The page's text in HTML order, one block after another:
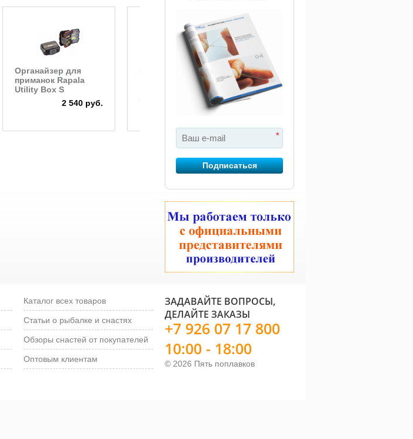
Органайзер для
приманок Rapala
Utility Box S
2 540 руб.
герметичная Colmic
Sealed medium
1 600 руб.
Коробка
пластиковая
герметичная Colmic
*
Подписаться
Каталог всех товаров
Статьи о рыбалке и снастях
Обзоры снастей от покупателей
Оптовым клиентам © 2026 Пять поплавков
ЗАДАВАЙТЕ ВОПРОСЫ,
ДЕЛАЙТЕ ЗАКАЗЫ
+7 926 07 17 800
10:00 - 18:00